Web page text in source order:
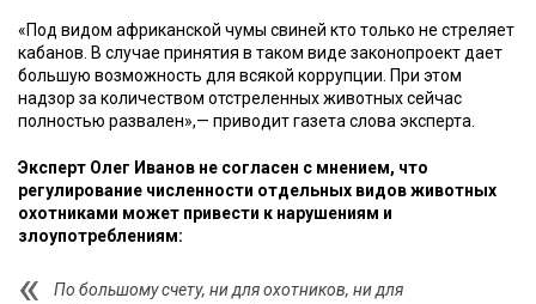
«Под видом африканской чумы свиней кто только не стреляет
кабанов. В случае принятия в таком виде законопроект дает
большую возможность для всякой коррупции. При этом
надзор за количеством отстреленных животных сейчас
полностью развален»,— приводит газета слова эксперта.
Эксперт Олег Иванов не согласен с мнением, что
регулирование численности отдельных видов животных
охотниками может привести к нарушениям и
злоупотреблениям:
По большому счету, ни для охотников, ни для